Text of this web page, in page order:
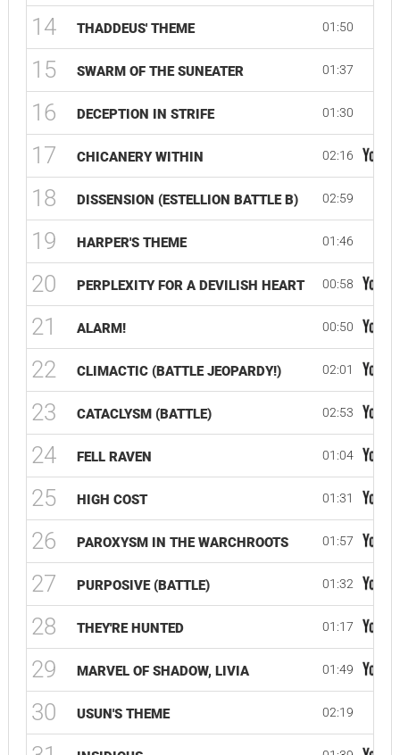
14 THADDEUS' THEME 01:50
15 SWARM OF THE SUNEATER 01:37
16 DECEPTION IN STRIFE 01:30
17 CHICANERY WITHIN 02:16
18 DISSENSION (ESTELLION BATTLE B) 02:59
19 HARPER'S THEME 01:46
20 PERPLEXITY FOR A DEVILISH HEART 00:58
21 ALARM! 00:50
22 CLIMACTIC (BATTLE JEOPARDY!) 02:01
23 CATACLYSM (BATTLE) 02:53
24 FELL RAVEN 01:04
25 HIGH COST 01:31
26 PAROXYSM IN THE WARCHROOTS 01:57
27 PURPOSIVE (BATTLE) 01:32
28 THEY'RE HUNTED 01:17
29 MARVEL OF SHADOW, LIVIA 01:49
30 USUN'S THEME 02:19